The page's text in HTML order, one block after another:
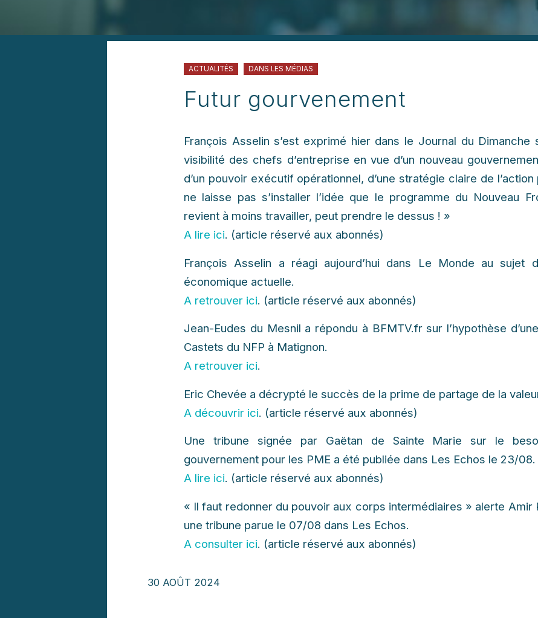
ACTUALITÉS DANS LES MÉDIAS
Futur gourvenement
François Asselin s’est exprimé hier dans le Journal du Dimanche
visibilité des chefs d’entreprise en vue d’un nouveau
d’un pouvoir exécutif opérationnel, d’une stratégie claire de l’action
ne laisse pas s’installer l’idée que le programme du Nouveau
revient à moins travailler, peut prendre le dessus ! »
A lire ici. (article réservé aux abonnés)
François Asselin a réagi aujourd’hui dans Le Monde au sujet
économique actuelle.
A retrouver ici. (article réservé aux abonnés)
Jean-Eudes du Mesnil a répondu à BFMTV.fr sur l’hypothèse
Castets du NFP à Matignon.
A retrouver ici.
Eric Chevée a décrypté le succès de la prime de partage de la
A découvrir ici. (article réservé aux abonnés)
Une tribune signée par Gaëtan de Sainte Marie sur le
gouvernement pour les PME a été publiée dans Les Echos le 23/08.
A lire ici. (article réservé aux abonnés)
« Il faut redonner du pouvoir aux corps intermédiaires » alerte Amir
une tribune parue le 07/08 dans Les Echos.
A consulter ici. (article réservé aux abonnés)
30 AOÛT 2024